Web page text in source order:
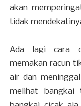
akan
tidak
Ada lagi cara
memakan racun
air dan
melihat bangkai